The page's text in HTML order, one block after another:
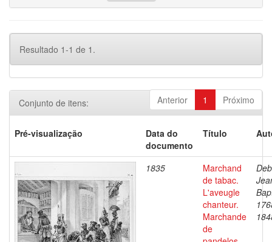
Resultado 1-1 de 1.
Anterior 1 Próximo
Conjunto de itens:
Pré-visualização
Data do
documento
Título
1835
Marchand
de tabac.
L'aveugle
chanteur.
Marchande
de